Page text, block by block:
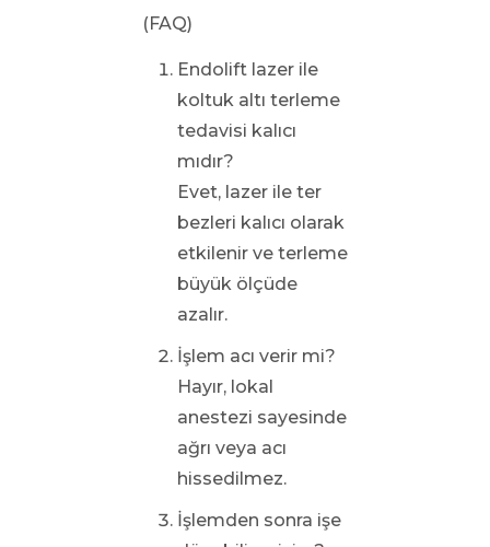
(FAQ)
Endolift lazer ile
koltuk altı terleme
tedavisi kalıcı
mıdır?
Evet, lazer ile ter
bezleri kalıcı olarak
etkilenir ve terleme
büyük ölçüde
azalır.
İşlem acı verir mi?
Hayır, lokal
anestezi sayesinde
ağrı veya acı
hissedilmez.
İşlemden sonra işe